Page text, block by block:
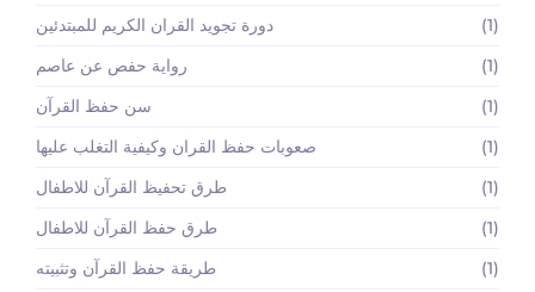
دورة تجويد القران الكريم للمبتدئين
(1)
رواية حفص عن عاصم
(1)
سن حفظ القرآن
(1)
صعوبات حفظ القران وكيفية التغلب عليها
(1)
طرق تحفيظ القرآن للاطفال
(1)
طرق حفظ القرآن للاطفال
(1)
طريقة حفظ القرآن وتثبيته
(1)